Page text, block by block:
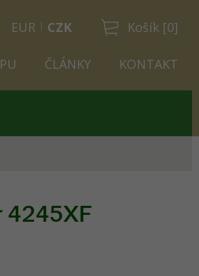
Košík [0]
EUR CZK
ČLÁNKY KONTAKT
4245XF